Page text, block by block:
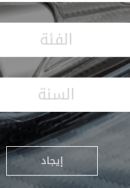
الفئة
السنة
إيجاد